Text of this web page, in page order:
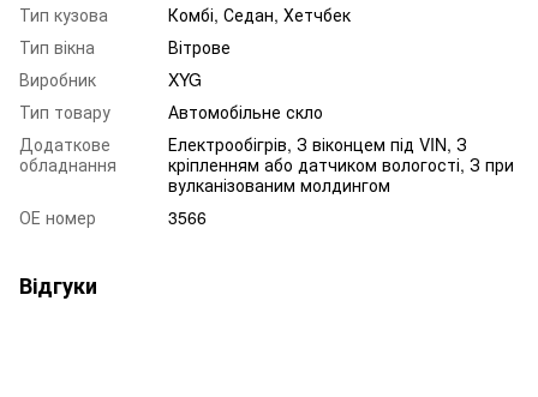
Тип кузова
Комбі, Седан, Хетчбек
Тип вікна
Вітрове
Виробник
XYG
Тип товару
Автомобільне скло
Додаткове
обладнання
Електрообігрів, З віконцем під VIN, З
кріпленням або датчиком вологості, З при
вулканізованим молдингом
ОЕ номер
3566
Відгуки